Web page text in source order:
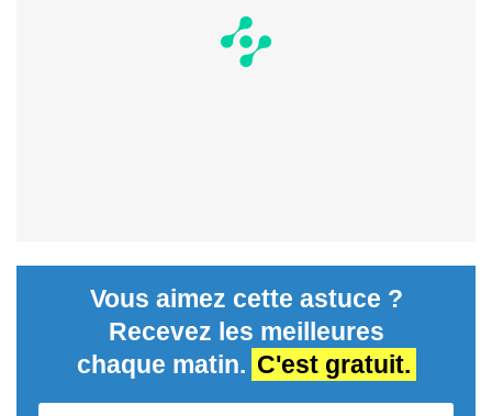
Vous aimez cette astuce ?
Recevez les meilleures
chaque matin. C'est gratuit.